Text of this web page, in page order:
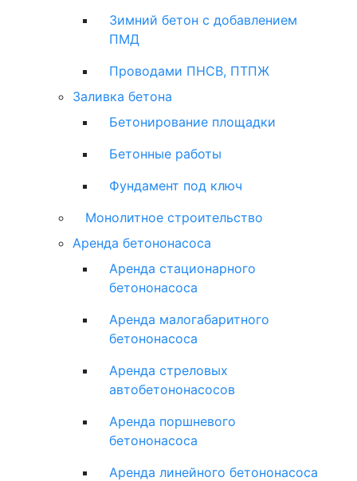
Зимний бетон с добавлением
ПМД
Проводами ПНСВ, ПТПЖ
Заливка бетона
Бетонирование площадки
Бетонные работы
Фундамент под ключ
Монолитное строительство
Аренда бетононасоса
Аренда стационарного
бетононасоса
Аренда малогабаритного
бетононасоса
Аренда стреловых
автобетононасосов
Аренда поршневого
бетононасоса
Аренда линейного бетононасоса